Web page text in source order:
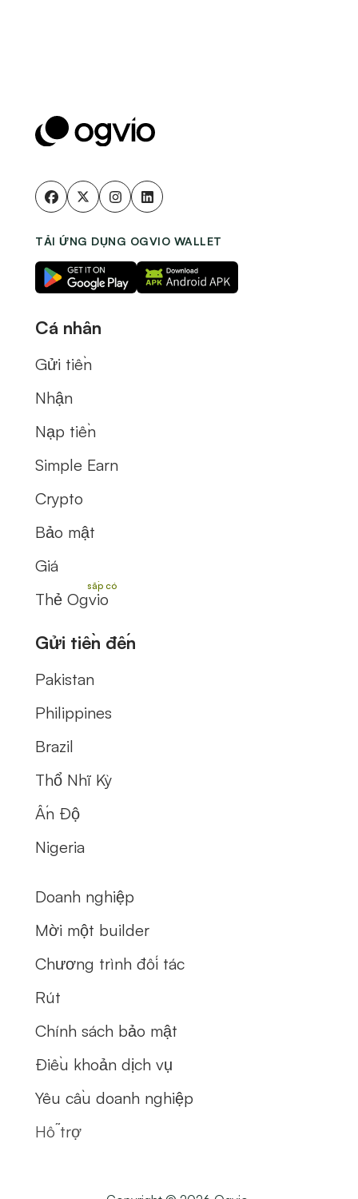
TẢI ỨNG DỤNG OGVIO WALLET
Cá nhân
Gửi tiền
Nhận
Nạp tiền
Simple Earn
Crypto
Bảo mật
Giá
Thẻ Ogvio
Gửi tiền đến
Pakistan
Philippines
Brazil
Thổ Nhĩ Kỳ
Ấn Độ
Nigeria
Doanh nghiệp
Mời một builder
Chương trình đối tác
Rút
Chính sách bảo mật
Điều khoản dịch vụ
Yêu cầu doanh nghiệp
Hỗ trợ